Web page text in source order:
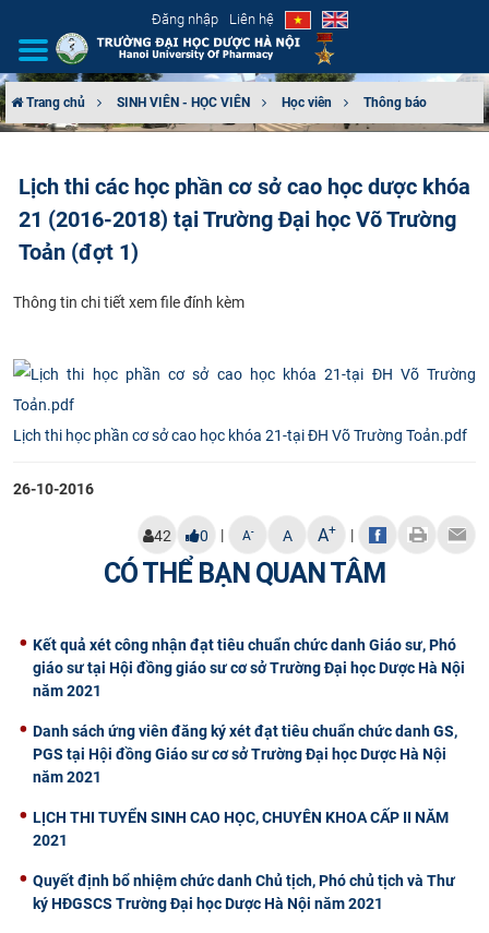
Đăng nhập Liên hệ
CƠ CẤU TỔ CHỨC
TUYỂN SINH
ĐÀO TẠO
ĐẢM BẢO CHẤT LƯỢNG
KHOA HỌC CÔNG NGHỆ
Trang chủ SINH VIÊN - HỌC VIÊN Học viên Thông báo
Lịch thi các học phần cơ sở cao học dược khóa
21 (2016-2018) tại Trường Đại học Võ Trường
Toản (đợt 1)
Thông tin​ chi tiết xem file đính kèm​
Lịch thi học phần cơ sở cao học khóa 21-tại ĐH Võ Trường Toản.pdf
26-10-2016
42 0 | A- A A+ |
CÓ THỂ BẠN QUAN TÂM
Kết quả xét công nhận đạt tiêu chuẩn chức danh Giáo sư, Phó
giáo sư tại Hội đồng giáo sư cơ sở Trường Đại học Dược Hà Nội
năm 2021
Danh sách ứng viên đăng ký xét đạt tiêu chuẩn chức danh GS,
PGS tại Hội đồng Giáo sư cơ sở Trường Đại học Dược Hà Nội
năm 2021
​LỊCH THI TUYỂN SINH CAO HỌC, CHUYÊN KHOA CẤP II NĂM
2021
Quyết định bổ nhiệm chức danh Chủ tịch, Phó chủ tịch và Thư
ký HĐGSCS Trường Đại học Dược Hà Nội năm 2021